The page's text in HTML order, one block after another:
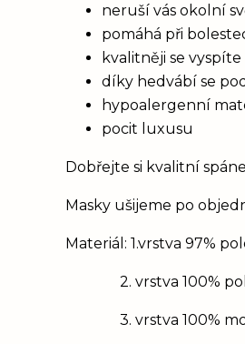
neruší vás okolní
pomáhá při
kvalitněji se vyspíte
díky hedvábí se
hypoalergenní
pocit luxusu
Dobřejte si kvalitní
Masky ušijeme po
Materiál: 1.vrstva 97%
2. vrstva 100%
3. vrstva 100%